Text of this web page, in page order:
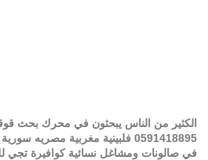
الكثير من الناس يبحثون في محرك بحث
0591418895 فلبينية مغربية مصريه سورية
في صالونات ومشاغل نسائية كوافيرة تجي